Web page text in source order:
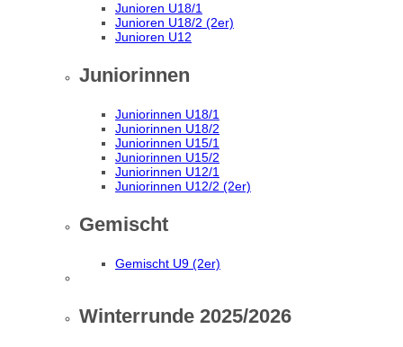
Junioren U18/1
Junioren U18/2 (2er)
Junioren U12
Juniorinnen
Juniorinnen U18/1
Juniorinnen U18/2
Juniorinnen U15/1
Juniorinnen U15/2
Juniorinnen U12/1
Juniorinnen U12/2 (2er)
Gemischt
Gemischt U9 (2er)
Winterrunde 2025/2026